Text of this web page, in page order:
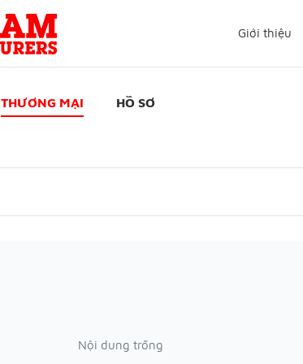
Giới thiệu
THƯƠNG MẠI HỒ SƠ
Nội dung trống